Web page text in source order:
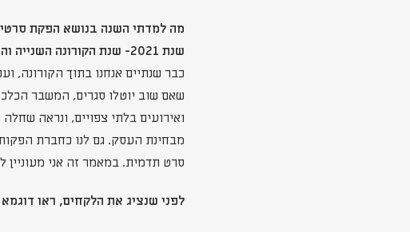
מה למדתי השנה בנושא הפקת
שנת 2021- שנת הקורונה השנייה והאירועים הבלתי צפויים
כבר שנתיים אנחנו בתוך הקורונה,
ואירועים בלתי צפויים, ונראה
מבחינת העסק. גם לנו כחברת
סרט תדמית. במאמר זה אני מעוניין
לפני שנציג את הלקחים, ראו